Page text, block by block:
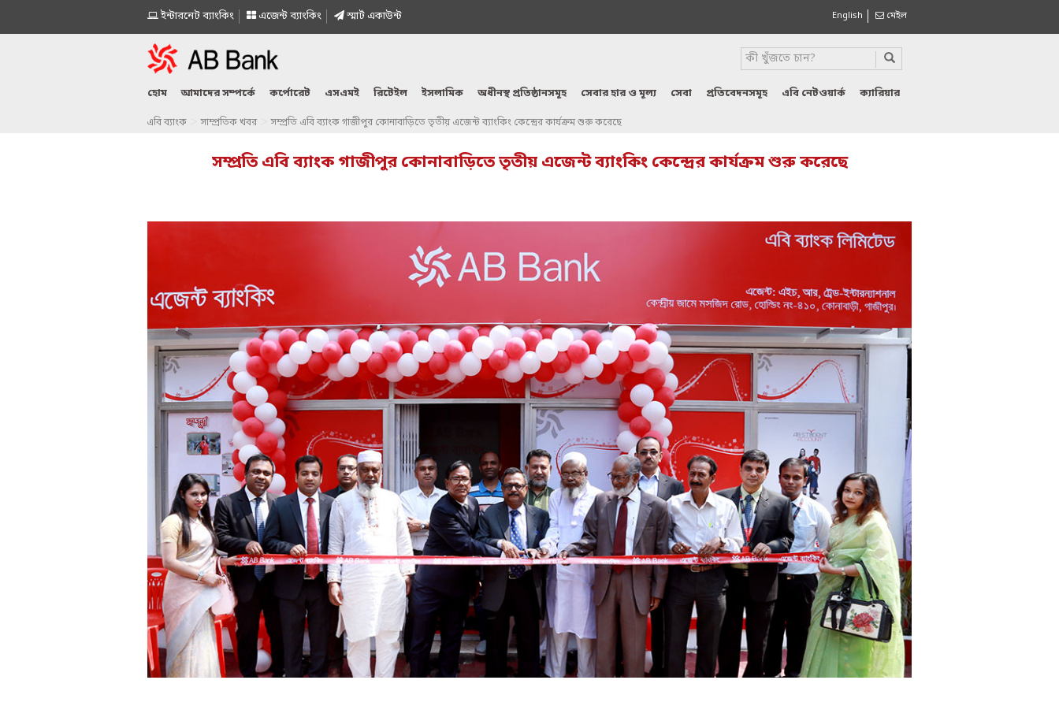
ইন্টারনেট ব্যাংকিং এজেন্ট ব্যাংকিং স্মাৰ্ট একাউন্ট English মেইল
হোম আমাদের সম্পর্কে কর্পোরেট এসএমই রিটেইল ইসলামিক অধীনস্থ প্রতিষ্ঠানসমূহ সেবার হার ও মূল্য সেবা প্রতিবেদনসমূহ এবি নেটওয়ার্ক ক্যারিয়ার
এবি ব্যাংক সাম্প্রতিক খবর সম্প্রতি এবি ব্যাংক গাজীপুর কোনাবাড়িতে তৃতীয় এজেন্ট ব্যাংকিং কেন্দ্রের কার্যক্রম শুরু করেছে
সম্প্রতি এবি ব্যাংক গাজীপুর কোনাবাড়িতে তৃতীয় এজেন্ট ব্যাংকিং কেন্দ্রের কার্যক্রম শুরু করেছে